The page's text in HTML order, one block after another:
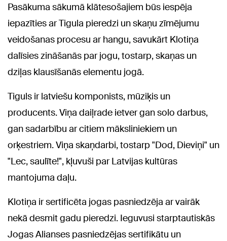
Pasākuma sākumā klātesošajiem būs iespēja
iepazīties ar Tigula pieredzi un skaņu zīmējumu
veidošanas procesu ar hangu, savukārt Klotiņa
dalīsies zināšanās par jogu, tostarp, skaņas un
dziļas klausīšanās elementu jogā.
Tiguls ir latviešu komponists, mūziķis un
producents. Viņa daiļrade ietver gan solo darbus,
gan sadarbību ar citiem māksliniekiem un
orķestriem. Viņa skaņdarbi, tostarp "Dod, Dieviņi" un
"Lec, saulīte!", kļuvuši par Latvijas kultūras
mantojuma daļu.
Klotiņa ir sertificēta jogas pasniedzēja ar vairāk
nekā desmit gadu pieredzi. Ieguvusi starptautiskās
Jogas Alianses pasniedzējas sertifikātu un